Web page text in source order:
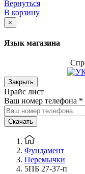
Вернуться
В корзину
×
Язык магазина
Закрыть
Прайс лист
Ваш номер телефона *
Скачать
Фундамент
Перемычки
5ПБ 27-37-п